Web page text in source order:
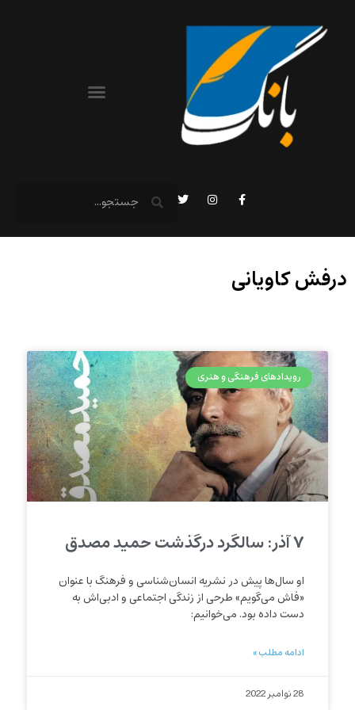
درفش کاویانی
رویدادهای فرهنگی و هنری
۷ آذر: سالگرد درگذشت حمید مصدق
او سال‌ها پیش در نشریه انسان‌شناسی و فرهنگ با عنوان
«فاش می‌گویم» طرحی از زندگی‌ اجتماعی و ادبی‌اش به
دست داده بود. می‌خوانیم:
ادامه مطلب »
28 نوامبر 2022